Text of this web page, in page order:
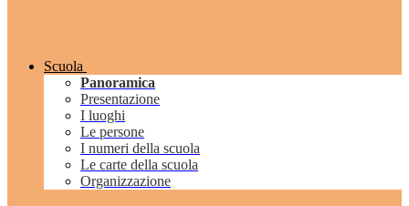
Scuola
Panoramica
Presentazione
I luoghi
Le persone
I numeri della scuola
Le carte della scuola
Organizzazione